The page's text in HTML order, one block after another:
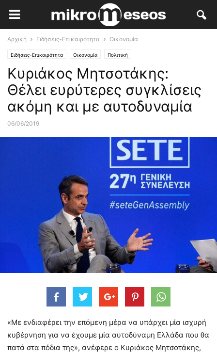
Αρχική Ειδήσεις-Επικαιρότητα Οικονομία
Ειδήσεις-Επικαιρότητα Οικονομία Πολιτική
Κυριάκος Μητσοτάκης:
Θέλει ευρύτερες συγκλίσεις
ακόμη και με αυτοδυναμία
06/06/2019
«Με ενδιαφέρει την επόμενη μέρα να υπάρχει μία ισχυρή
κυβέρνηση για να έχουμε μία αυτοδύναμη Ελλάδα που θα
πατά στα πόδια της», ανέφερε ο Κυριάκος Μητσοτάκης,